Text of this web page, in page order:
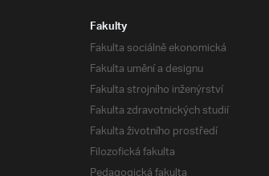
Fakulty
Fakulta sociálně ekonomická
Fakulta umění a designu
Fakulta strojního inženýrství
Fakulta zdravotnických studií
Fakulta životního prostředí
Filozofická fakulta